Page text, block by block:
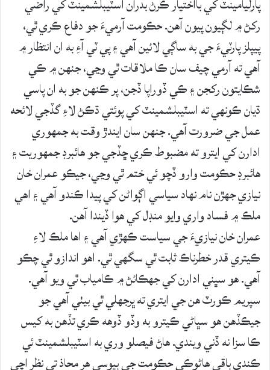
پارليامينٽ کي بااختيار ڪرڻ بدران اسٽيبلشمينٽ کي راضي
رکڻ ۾ لڳيون پيون آهن. حڪومت آرميءَ جو دفاع ڪري ٿي،
پيپلز پارٽيءَ جي به ساڳي لائين آهي ۽ پي ٽي آءِ به ان انتظار ۾
آهي ته آرمي چيف سان ڪا ملاقات ٿي وڃي، جنهن ۾ ڪي
شڪايتون رکجن ۽ ڪي ڏوراپا ڏجن، پر ڪنهن جو به ان پاسي
ڌيان ڪونهي ته اسٽيبلشمينٽ کي پوئتي ڌڪڻ لاءِ گڏجي لائحه
عمل جي ضرورت آهي. جنهن سان ايندڙ وقت به جمهوري
ادارن کي ايترو ته مضبوط ڪري ڇڏجي جو هائبرڊ جمهوريت ۽
هائبرڊ حڪومت وارو ڏچو ئي ختم ٿي وڃي، جيڪو عمران خان
نيازي جهڙن نام نهاد سياسي اڳواڻن کي پيدا ڪندو آهي ۽ اهي
ملڪ ۾ فساد واري وايو منڊل کي هوا ڏيندا آهن.
عمران خان نيازيءَ جي سياست ڪهڙي آهي ۽ اها ملڪ لاءِ
ڪيتري قدر خطرناڪ ثابت ٿي سگهي ٿي. اهو اندازو ٿي چڪو
آهي. هو سڀني ادارن کي جهڪائڻ ۾ ڪامياب ٿي ويو آهي.
سپريم ڪورٽ هن جي ايتري ته ڀرجهلي ٿي بيٺي آهي جو
جيڪڏهن هو سڀاڻي ڪيترو به وڏو ڏوهه ڪري تڏهن به کيس
ڪا سزا نه ڏني ويندي. هاڻ فيصلو وري به اسٽيبلشمينٽ ئي
ڪندي باقي هاڻوڪي حڪومت جي بيوسي هر محاذ تي نظر اچي